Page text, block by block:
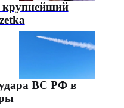
крупнейший
ВС РФ в